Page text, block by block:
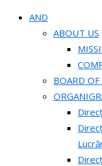
AND
ABOUT US
BOARD